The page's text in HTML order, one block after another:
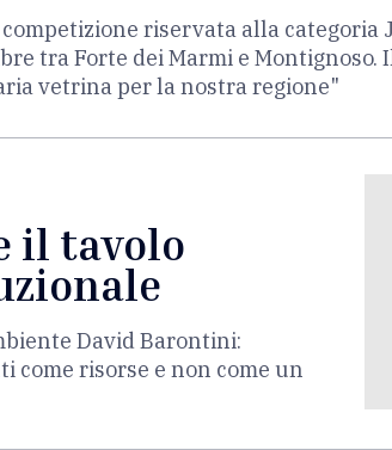
riservata alla categoria
tra Forte dei Marmi e Montignoso.
vetrina per la nostra regione"
il tavolo
David Barontini:
come risorse e non come un